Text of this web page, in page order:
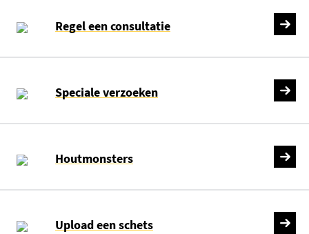
Regel een consultatie
Speciale verzoeken
Houtmonsters
Upload een schets